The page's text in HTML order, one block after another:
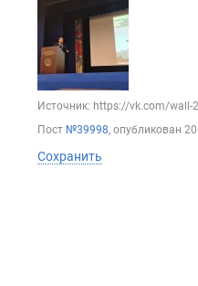
Источник: https://vk.com/wall-
Пост №39998, опубликован
Сохранить